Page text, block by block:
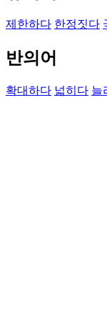
제한하다 한정짓다
반의어
확대하다 넓히다 늘